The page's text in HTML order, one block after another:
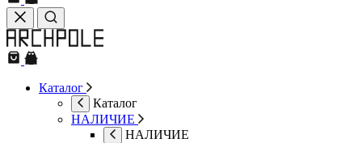
Каталог
Каталог
НАЛИЧИЕ
НАЛИЧИЕ